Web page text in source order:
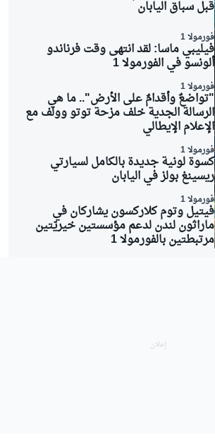
قبل سباق اليابان
فورمولا 1
فيليبي ماسا: لقد انتهى وقت فرناندو
ألونسو في الفورمولا 1
فورمولا 1
"تواضعٌ وأقدامٌ على الأرض".. ما هي
الرسالة الجدية خلف مزحة توتو وولف مع
الإعلام الإيطالي
فورمولا 1
كسوة لونية جديدة بالكامل لسيارتي
ريسينغ بولز في اليابان
فورمولا 1
فيتيل وتوم كلاركسون يشاركان في
ماراثون لندن لدعم مؤسستين خيريّتين
مرتبطتين بالفورمولا 1